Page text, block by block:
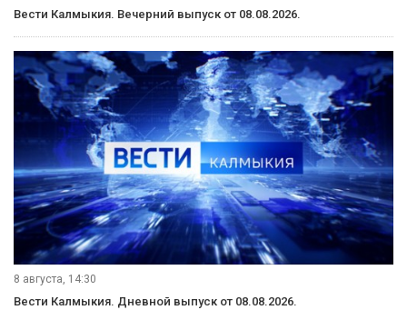
Вести Калмыкия. Вечерний выпуск от 08.08.2026.
8 августа, 14:30
Вести Калмыкия. Дневной выпуск от 08.08.2026.